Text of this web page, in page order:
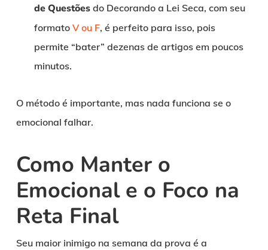
de Questõesdo Decorando a Lei Seca, com seu
formato V ou F, é perfeito para isso, pois
permite “bater” dezenas de artigos em poucos
minutos.
O método é importante, mas nada funciona se o
emocional falhar.
Como Manter o
Emocional e o Foco na
Reta Final
Seu maior inimigo na semana da prova é a